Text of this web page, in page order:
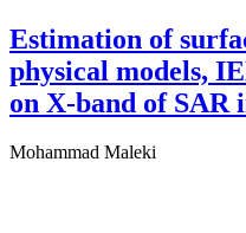
Estimation of
physical models,
on X-band of SAR
Mohammad Maleki